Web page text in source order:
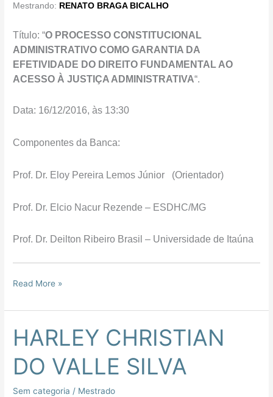
Mestrando: RENATO BRAGA BICALHO
Título: “O PROCESSO CONSTITUCIONAL
ADMINISTRATIVO COMO GARANTIA DA
EFETIVIDADE DO DIREITO FUNDAMENTAL AO
ACESSO À JUSTIÇA ADMINISTRATIVA“.
Data: 16/12/2016, às 13:30
Componentes da Banca:
Prof. Dr. Eloy Pereira Lemos Júnior (Orientador)
Prof. Dr. Elcio Nacur Rezende – ESDHC/MG
Prof. Dr. Deilton Ribeiro Brasil – Universidade de Itaúna
Read More »
HARLEY CHRISTIAN
DO VALLE SILVA
Sem categoria / Mestrado
HARLEY
CHRISTIAN
DO
VALLE
SILVA